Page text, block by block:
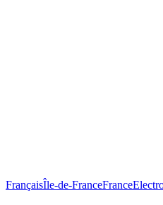
FrançaisÎle-de-FranceFrance